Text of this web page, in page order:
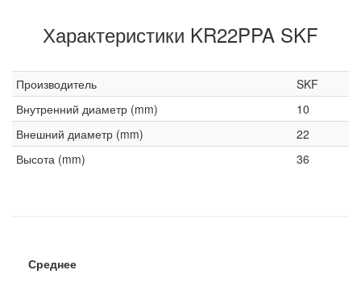
Характеристики KR22PPA SKF
Производитель
SKF
Внутренний диаметр (mm)
10
Внешний диаметр (mm)
22
Высота (mm)
36
Среднее